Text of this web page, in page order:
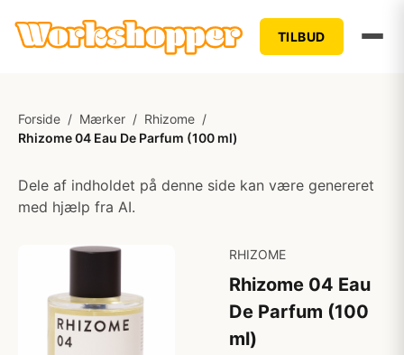
TILBUD
Forside / Mærker / Rhizome /
Rhizome 04 Eau De Parfum (100 ml)
Dele af indholdet på denne side kan være genereret
med hjælp fra AI.
RHIZOME
Rhizome 04 Eau
De Parfum (100
ml)